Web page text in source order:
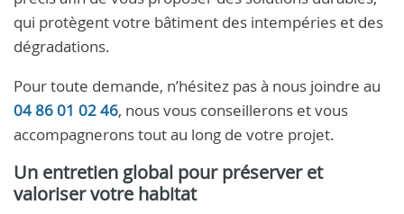
qui protègent votre bâtiment des intempéries et des
dégradations.
Pour toute demande, n’hésitez pas à nous joindre au
04 86 01 02 46, nous vous conseillerons et vous
accompagnerons tout au long de votre projet.
Un entretien global pour préserver et
valoriser votre habitat